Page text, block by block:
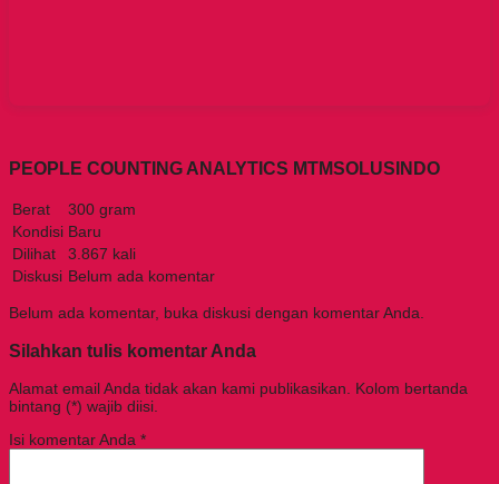
PEOPLE COUNTING ANALYTICS MTMSOLUSINDO
Berat
300 gram
Kondisi Baru
Dilihat
3.867 kali
Diskusi Belum ada komentar
Belum ada komentar, buka diskusi dengan komentar Anda.
Silahkan tulis komentar Anda
Alamat email Anda tidak akan kami publikasikan. Kolom bertanda
bintang (*) wajib diisi.
Isi komentar Anda *